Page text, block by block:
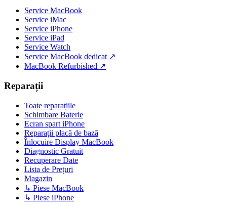
Service MacBook
Service iMac
Service iPhone
Service iPad
Service Watch
Service MacBook dedicat ↗
MacBook Refurbished ↗
Reparații
Toate reparațiile
Schimbare Baterie
Ecran spart iPhone
Reparații placă de bază
Înlocuire Display MacBook
Diagnostic Gratuit
Recuperare Date
Lista de Prețuri
Magazin
↳ Piese MacBook
↳ Piese iPhone